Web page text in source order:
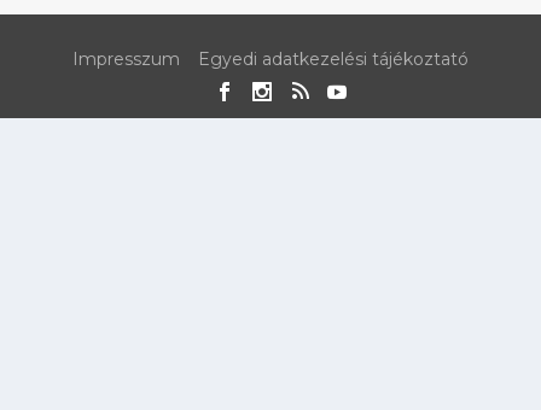
Impresszum Egyedi adatkezelési tájékoztató